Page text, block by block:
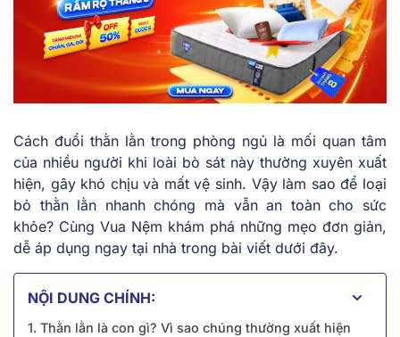
Cách đuổi thằn lằn trong phòng ngủ là mối quan tâm
của nhiều người khi loài bò sát này thường xuyên xuất
hiện, gây khó chịu và mất vệ sinh. Vậy làm sao để loại
bỏ thằn lằn nhanh chóng mà vẫn an toàn cho sức
khỏe? Cùng Vua Nệm khám phá những mẹo đơn giản,
dễ áp dụng ngay tại nhà trong bài viết dưới đây.
NỘI DUNG CHÍNH:
1. Thằn lằn là con gì? Vì sao chúng thường xuất hiện